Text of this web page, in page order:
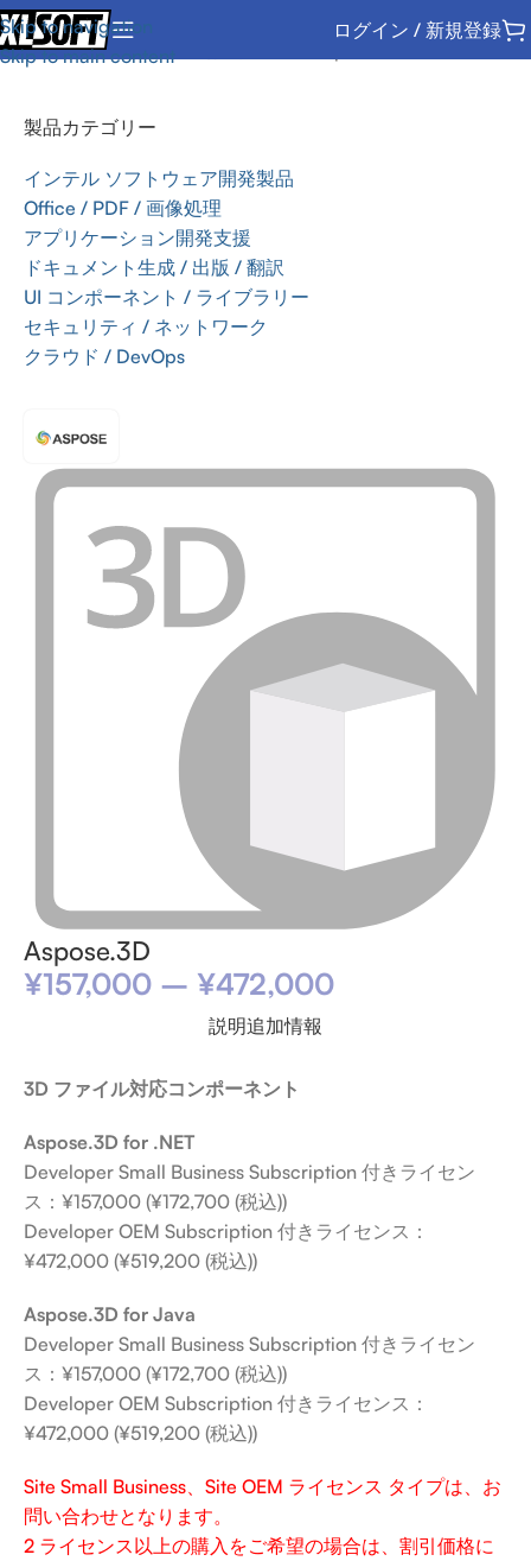
Skip to navigation
Skip to main content
ログイン / 新規登録
ホーム/Office / PDF / 画像処理
製品カテゴリー
インテル ソフトウェア開発製品
Office / PDF / 画像処理
アプリケーション開発支援
ドキュメント生成 / 出版 / 翻訳
UI コンポーネント / ライブラリー
セキュリティ / ネットワーク
クラウド / DevOps
Aspose.3D
¥157,000 – ¥472,000
説明追加情報
3D ファイル対応コンポーネント
Aspose.3D for .NET
Developer Small Business Subscription 付きライセン
ス：¥157,000 (¥172,700 (税込))
Developer OEM Subscription 付きライセンス：
¥472,000 (¥519,200 (税込))
Aspose.3D for Java
Developer Small Business Subscription 付きライセン
ス：¥157,000 (¥172,700 (税込))
Developer OEM Subscription 付きライセンス：
¥472,000 (¥519,200 (税込))
Site Small Business、Site OEM ライセンス タイプは、お
問い合わせとなります。
2 ライセンス以上の購入をご希望の場合は、割引価格に